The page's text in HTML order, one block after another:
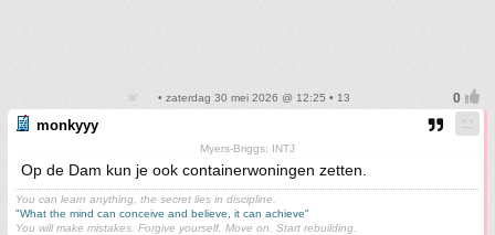
• zaterdag 30 mei 2026 @ 12:25 • 13
monkyyy
Myers-Briggs: INTJ
Op de Dam kun je ook containerwoningen zetten.
You can learn anything, the secret lies in discipline.
"What the mind can conceive and believe, it can achieve"
You will make mistakes. Forgive yourself. Move on. Start rebuilding.